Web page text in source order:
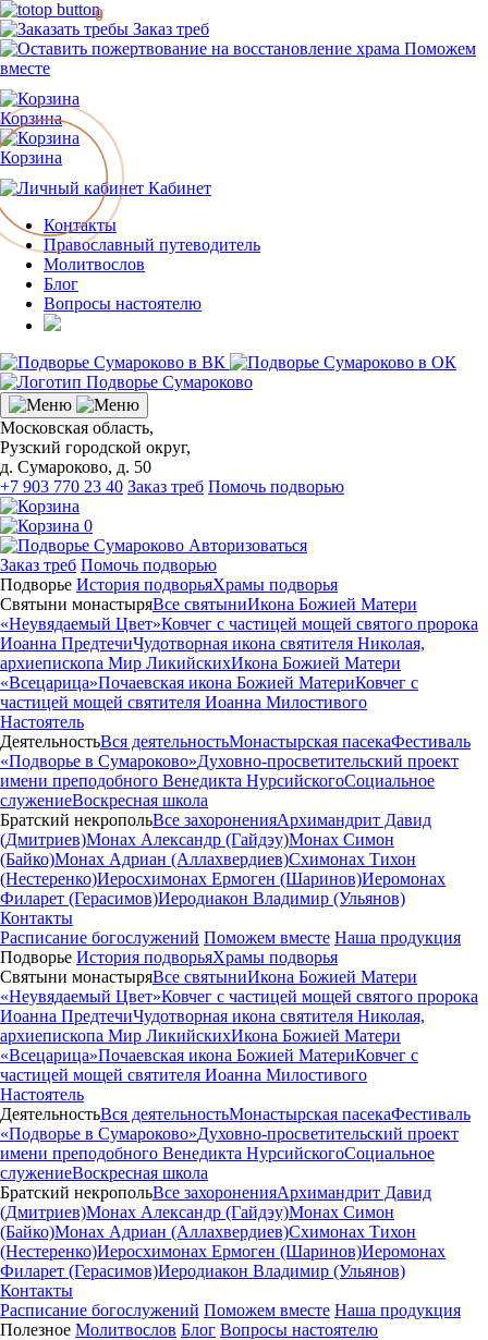
Заказ треб
Поможем
вместе
Корзина
Корзина
0
Кабинет
Контакты
Православный путеводитель
Молитвослов
Блог
Вопросы настоятелю
Московская область,
Рузский городской округ,
д. Сумароково, д. 50
+7 903 770 23 40 Заказ треб Помочь подворью
0
Авторизоваться
Заказ треб Помочь подворью
Подворье История подворьяХрамы подворья
Святыни монастыряВсе святыниИкона Божией Матери
«Неувядаемый Цвет»Ковчег с частицей мощей святого пророка
Иоанна ПредтечиЧудотворная икона святителя Николая,
архиепископа Мир ЛикийскихИкона Божией Матери
«Всецарица»Почаевская икона Божией МатериКовчег с
частицей мощей святителя Иоанна Милостивого
Настоятель
ДеятельностьВся деятельностьМонастырская пасекаФестиваль
«Подворье в Сумароково»Духовно-просветительский проект
имени преподобного Венедикта НурсийскогоСоциальное
служениеВоскресная школа
Братский некропольВсе захороненияАрхимандрит Давид
(Дмитриев)Монах Александр (Гайдэу)Монах Симон
(Байко)Монах Адриан (Аллахвердиев)Схимонах Тихон
(Нестеренко)Иеросхимонах Ермоген (Шаринов)Иеромонах
Филарет (Герасимов)Иеродиакон Владимир (Ульянов)
Контакты
Расписание богослужений Поможем вместе Наша продукция
Подворье История подворьяХрамы подворья
Святыни монастыряВсе святыниИкона Божией Матери
«Неувядаемый Цвет»Ковчег с частицей мощей святого пророка
Иоанна ПредтечиЧудотворная икона святителя Николая,
архиепископа Мир ЛикийскихИкона Божией Матери
«Всецарица»Почаевская икона Божией МатериКовчег с
частицей мощей святителя Иоанна Милостивого
Настоятель
ДеятельностьВся деятельностьМонастырская пасекаФестиваль
«Подворье в Сумароково»Духовно-просветительский проект
имени преподобного Венедикта НурсийскогоСоциальное
служениеВоскресная школа
Братский некропольВсе захороненияАрхимандрит Давид
(Дмитриев)Монах Александр (Гайдэу)Монах Симон
(Байко)Монах Адриан (Аллахвердиев)Схимонах Тихон
(Нестеренко)Иеросхимонах Ермоген (Шаринов)Иеромонах
Филарет (Герасимов)Иеродиакон Владимир (Ульянов)
Контакты
Расписание богослужений Поможем вместе Наша продукция
Полезное Молитвослов Блог Вопросы настоятелю